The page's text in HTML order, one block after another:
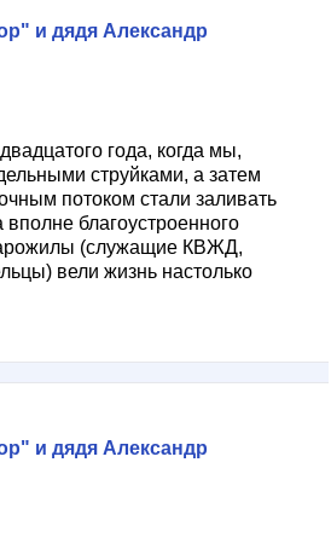
и дядя Александр
года, когда мы,
струйками, а затем
потоком стали заливать
благоустроенного
(служащие КВЖД,
вели жизнь настолько
и дядя Александр